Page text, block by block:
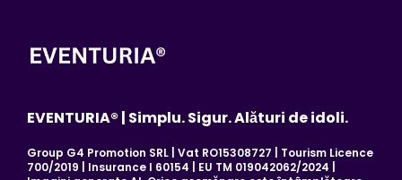
EVENTURIA® | Simplu. Sigur. Alături de idoli.
Group G4 Promotion SRL | Vat RO15308727 | Tourism Licence
700/2019 | Insurance I 60154 | EU TM 019042062/2024 |